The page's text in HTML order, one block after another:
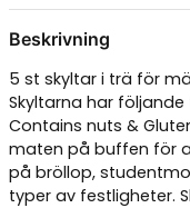
Beskrivning
5 st skyltar i trä för
Skyltarna har följande
Contains nuts &
maten på buffen för
på bröllop,
typer av festligheter.